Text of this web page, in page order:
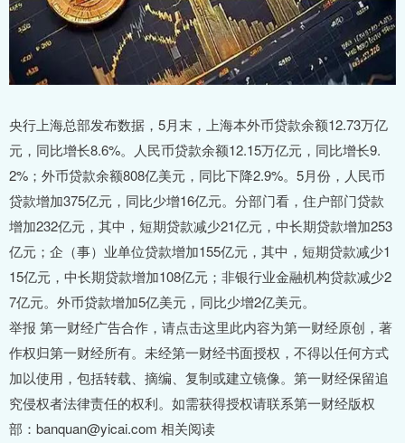
央行上海总部发布数据，5月末，上海本外币贷款余额12.73万亿
元，同比增长8.6%。人民币贷款余额12.15万亿元，同比增长9.
2%；外币贷款余额808亿美元，同比下降2.9%。5月份，人民币
贷款增加375亿元，同比少增16亿元。分部门看，住户部门贷款
增加232亿元，其中，短期贷款减少21亿元，中长期贷款增加253
亿元；企（事）业单位贷款增加155亿元，其中，短期贷款减少1
15亿元，中长期贷款增加108亿元；非银行业金融机构贷款减少2
7亿元。外币贷款增加5亿美元，同比少增2亿美元。
举报 第一财经广告合作，请点击这里此内容为第一财经原创，著
作权归第一财经所有。未经第一财经书面授权，不得以任何方式
加以使用，包括转载、摘编、复制或建立镜像。第一财经保留追
究侵权者法律责任的权利。如需获得授权请联系第一财经版权
部：banquan@yicai.com 相关阅读